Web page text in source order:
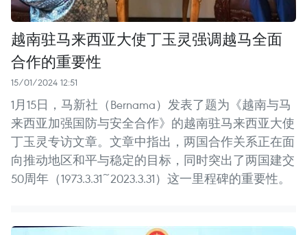
越南驻马来西亚大使丁玉灵强调越马全面
合作的重要性
15/01/2024 12:51
1月15日，马新社（Bernama）发表了题为《越南与马
来西亚加强国防与安全合作》的越南驻马来西亚大使
丁玉灵专访文章。文章中指出，两国合作关系正在面
向推动地区和平与稳定的目标，同时突出了两国建交
50周年（1973.3.31~2023.3.31）这一里程碑的重要性。